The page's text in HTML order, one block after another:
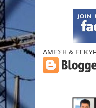
ΑΜΕΣΗ &